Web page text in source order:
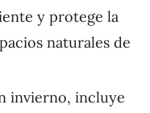
y protege la
naturales de
invierno, incluye